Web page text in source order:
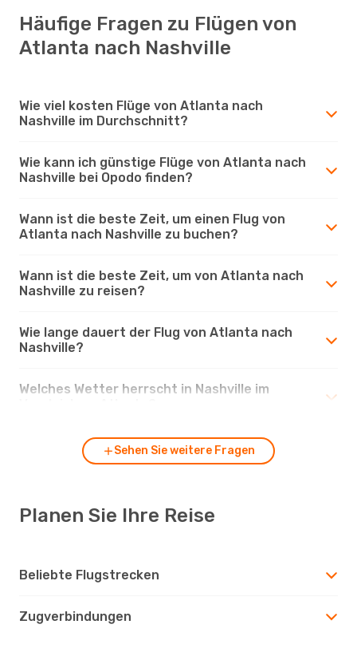
Häufige Fragen zu Flügen von
Atlanta nach Nashville
Wie viel kosten Flüge von Atlanta nach
Nashville im Durchschnitt?
Wie kann ich günstige Flüge von Atlanta nach
Nashville bei Opodo finden?
Wann ist die beste Zeit, um einen Flug von
Atlanta nach Nashville zu buchen?
Wann ist die beste Zeit, um von Atlanta nach
Nashville zu reisen?
Wie lange dauert der Flug von Atlanta nach
Nashville?
Welches Wetter herrscht in Nashville im
Sehen Sie weitere Fragen
Planen Sie Ihre Reise
Beliebte Flugstrecken
Zugverbindungen